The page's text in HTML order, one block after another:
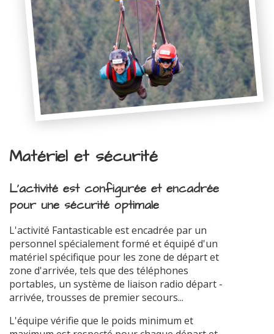
Matériel et sécurité
L'activité est configurée et encadrée
pour une sécurité optimale
L'activité Fantasticable est encadrée par un
personnel spécialement formé et équipé d'un
matériel spécifique pour les zone de départ et
zone d'arrivée, tels que des téléphones
portables, un système de liaison radio départ -
arrivée, trousses de premier secours...
L'équipe vérifie que le poids minimum et